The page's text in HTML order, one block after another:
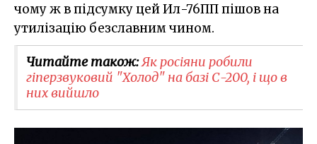
чому ж в підсумку цей Ил-76ПП пішов на
утилізацію безславним чином.
Читайте також:Як росіяни робили
гіперзвуковий "Холод" на базі С-200, і що в
них вийшло